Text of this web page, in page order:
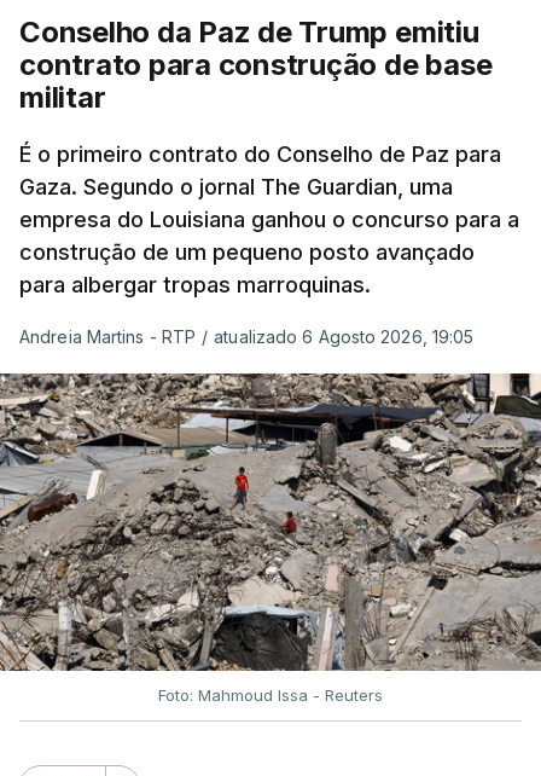
Conselho da Paz de Trump emitiu
contrato para construção de base
militar
É o primeiro contrato do Conselho de Paz para
Gaza. Segundo o jornal The Guardian, uma
empresa do Louisiana ganhou o concurso para a
construção de um pequeno posto avançado
para albergar tropas marroquinas.
Andreia Martins - RTP / atualizado 6 Agosto 2026, 19:05
Foto: Mahmoud Issa - Reuters